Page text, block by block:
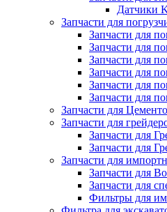
Датчики
Запчасти для
Запчасти для
Запчасти для
Запчасти для
Запчасти для
Запчасти для
Запчасти для
Запчасти для
Запчасти для
Запчасти для
Запчасти для
Запчасти для
Запчасти для
Запчасти для
Фильтры для